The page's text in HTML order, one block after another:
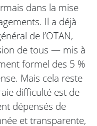
dans la mise
Il a déjà
de l’OTAN,
de tous — mis à
formel des 5 %
Mais cela reste
difficulté est de
dépensés de
et transparente,